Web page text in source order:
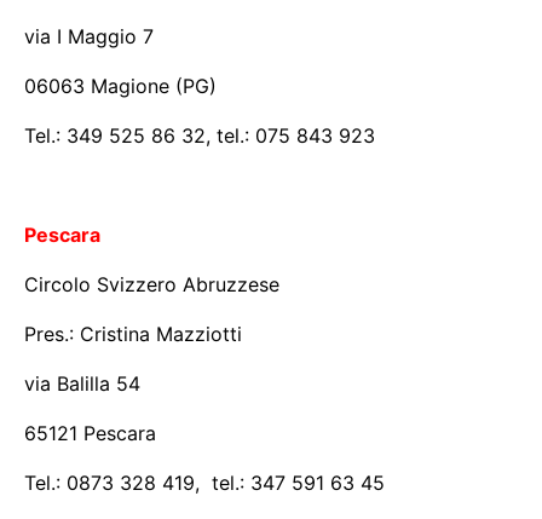
via I Maggio 7
06063 Magione (PG)
Tel.: 349 525 86 32, tel.: 075 843 923
Pescara
Circolo Svizzero Abruzzese
Pres.: Cristina Mazziotti
via Balilla 54
65121 Pescara
Tel.: 0873 328 419, tel.: 347 591 63 45